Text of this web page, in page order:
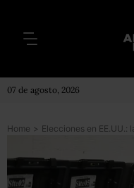
07 de agosto, 2026
Home >